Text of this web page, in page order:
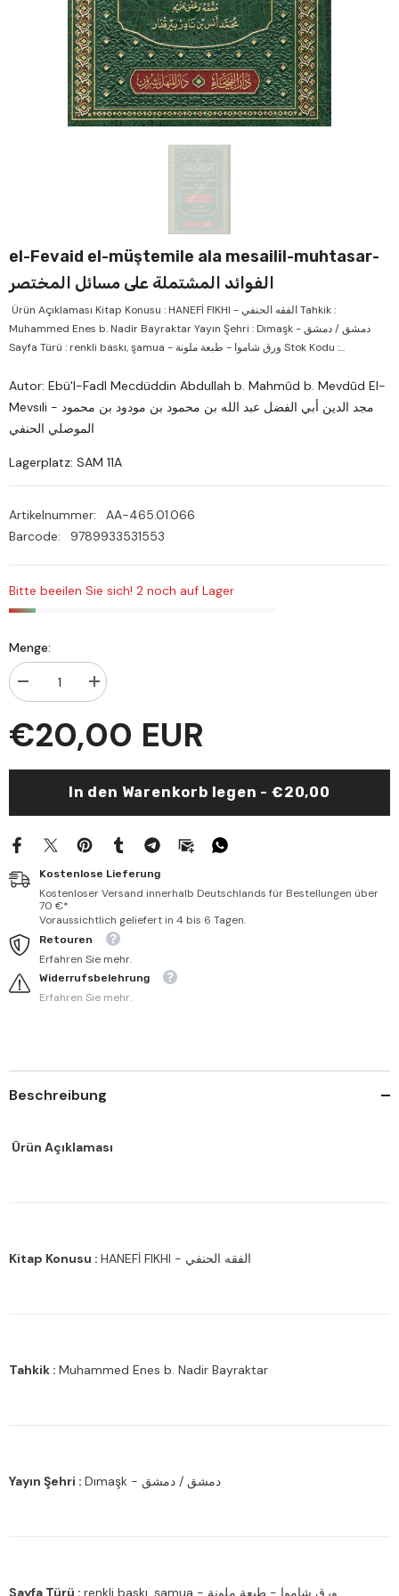
el-Fevaid el-müştemile ala mesailil-muhtasar-
الفوائد المشتملة على مسائل المختصر
Ürün Açıklaması Kitap Konusu : HANEFİ FIKHI - الفقه الحنفي Tahkik :
Muhammed Enes b. Nadir Bayraktar Yayın Şehri : Dımaşk - دمشق / دمشق
Sayfa Türü : renkli baskı, şamua - ورق شاموا - طبعة ملونة Stok Kodu :...
Autor: Ebü'l-Fadl Mecdüddin Abdullah b. Mahmûd b. Mevdûd El-
Mevsıli - مجد الدين أبي الفضل عبد الله بن محمود بن مودود بن محمود
الموصلي الحنفي
Lagerplatz: SAM 11A
Artikelnummer:
AA-465.01.066
Barcode:
9789933531553
Bitte beeilen Sie sich! 2 noch auf Lager
Menge:
verringern
el-
Fevaid
müştemile
المختصر
Menge
erhöhen
el-
Fevaid
müştemile
mesailil-
المشتملة
المختصر
€20,00 EUR
In den Warenkorb legen - €20,00
Kostenlose Lieferung
Kostenloser Versand innerhalb Deutschlands für Bestellungen über
70 €*
Voraussichtlich geliefert in 4 bis 6 Tagen.
Retouren
Erfahren Sie mehr.
Widerrufsbelehrung
Erfahren Sie mehr.
Beschreibung
Ürün Açıklaması
Kitap Konusu : HANEFİ FIKHI - الفقه الحنفي
Tahkik : Muhammed Enes b. Nadir Bayraktar
Yayın Şehri : Dımaşk - دمشق / دمشق
Sayfa Türü : renkli baskı, şamua - ورق شاموا - طبعة ملونة